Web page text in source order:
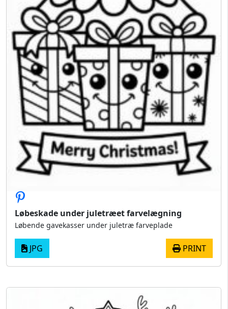
Løbeskade under juletræet farvelægning
Løbende gavekasser under juletræ farveplade
JPG PRINT